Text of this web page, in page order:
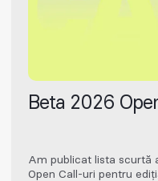
Beta 2026
Am publicat lista scurtă
Open Call-uri pentru